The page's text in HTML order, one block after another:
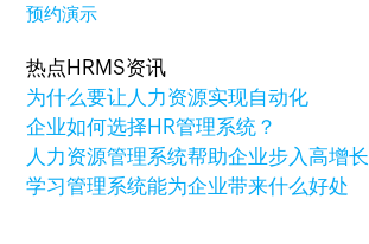
预约演示
热点HRMS资讯
为什么要让人力资源实现自动化
企业如何选择HR管理系统？
人力资源管理系统帮助企业步入高增长
学习管理系统能为企业带来什么好处